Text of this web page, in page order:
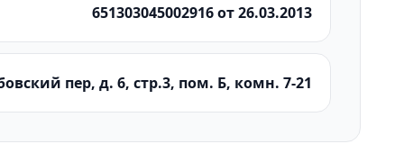
651303045002916 от 26.03.2013
пер, д. 6, стр.3, пом. Б, комн. 7-21